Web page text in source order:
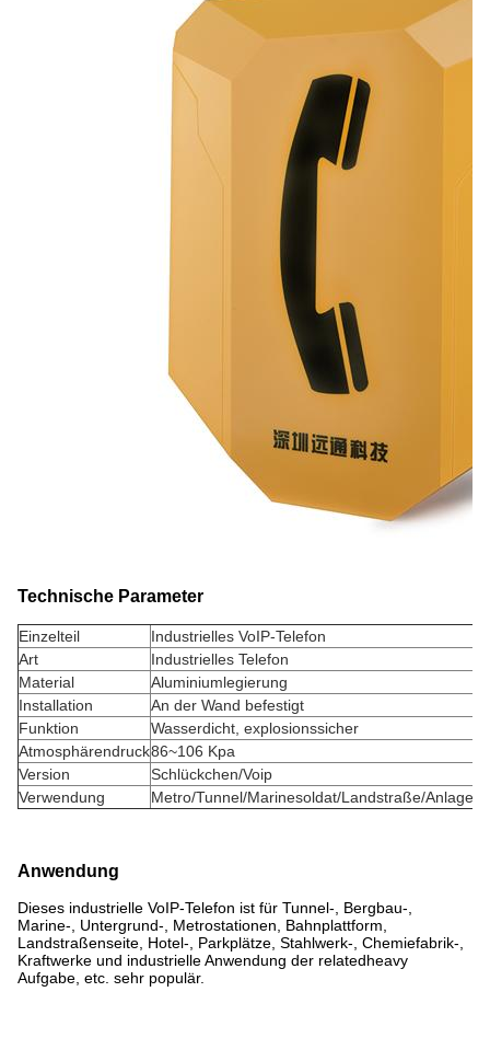
Technische Parameter
Einzelteil
Industrielles VoIP-Telefon
Art
Industrielles Telefon
Material
Aluminiumlegierung
Installation
An der Wand befestigt
Funktion
Wasserdicht, explosionssicher
Atmosphärendruck86~106 Kpa
Version
Schlückchen/Voip
Verwendung
Metro/Tunnel/Marinesoldat/Landstraße/Anlage/
Anwendung
Dieses industrielle VoIP-Telefon ist für Tunnel-, Bergbau-,
Marine-, Untergrund-, Metrostationen, Bahnplattform,
Landstraßenseite, Hotel-, Parkplätze, Stahlwerk-, Chemiefabrik-,
Kraftwerke und industrielle Anwendung der relatedheavy
Aufgabe, etc. sehr populär.